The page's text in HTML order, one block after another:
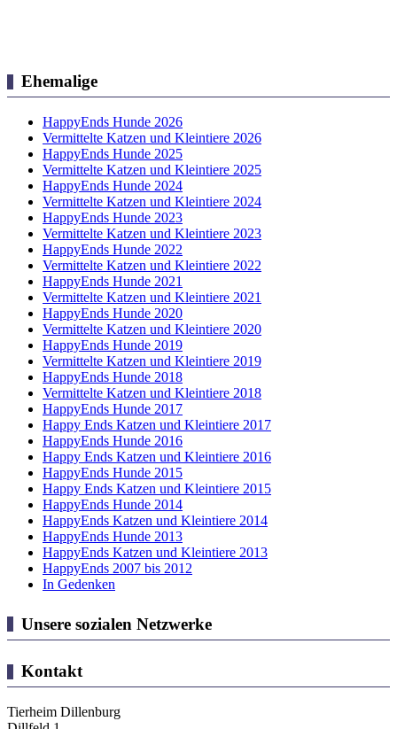
Ehemalige
HappyEnds Hunde 2026
Vermittelte Katzen und Kleintiere 2026
HappyEnds Hunde 2025
Vermittelte Katzen und Kleintiere 2025
HappyEnds Hunde 2024
Vermittelte Katzen und Kleintiere 2024
HappyEnds Hunde 2023
Vermittelte Katzen und Kleintiere 2023
HappyEnds Hunde 2022
Vermittelte Katzen und Kleintiere 2022
HappyEnds Hunde 2021
Vermittelte Katzen und Kleintiere 2021
HappyEnds Hunde 2020
Vermittelte Katzen und Kleintiere 2020
HappyEnds Hunde 2019
Vermittelte Katzen und Kleintiere 2019
HappyEnds Hunde 2018
Vermittelte Katzen und Kleintiere 2018
HappyEnds Hunde 2017
Happy Ends Katzen und Kleintiere 2017
HappyEnds Hunde 2016
Happy Ends Katzen und Kleintiere 2016
HappyEnds Hunde 2015
Happy Ends Katzen und Kleintiere 2015
HappyEnds Hunde 2014
HappyEnds Katzen und Kleintiere 2014
HappyEnds Hunde 2013
HappyEnds Katzen und Kleintiere 2013
HappyEnds 2007 bis 2012
In Gedenken
Unsere sozialen Netzwerke
Kontakt
Tierheim Dillenburg